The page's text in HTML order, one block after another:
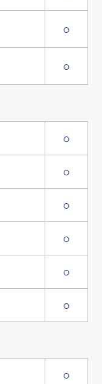
○
○
○
○
○
○
○
○
○